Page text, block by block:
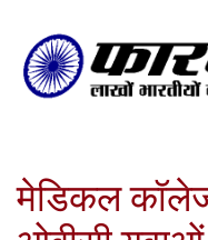
मेडिकल